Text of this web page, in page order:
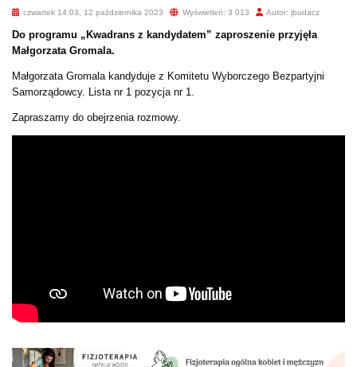
czwartek 14:03, 12 października 2023 Wyświetleń: 3 013 Autor: jbudacz
Do programu „Kwadrans z kandydatem” zaproszenie przyjęła
Małgorzata Gromala.
Małgorzata Gromala kandyduje z Komitetu Wyborczego Bezpartyjni
Samorządowcy. Lista nr 1 pozycja nr 1.
Zapraszamy do obejrzenia rozmowy.